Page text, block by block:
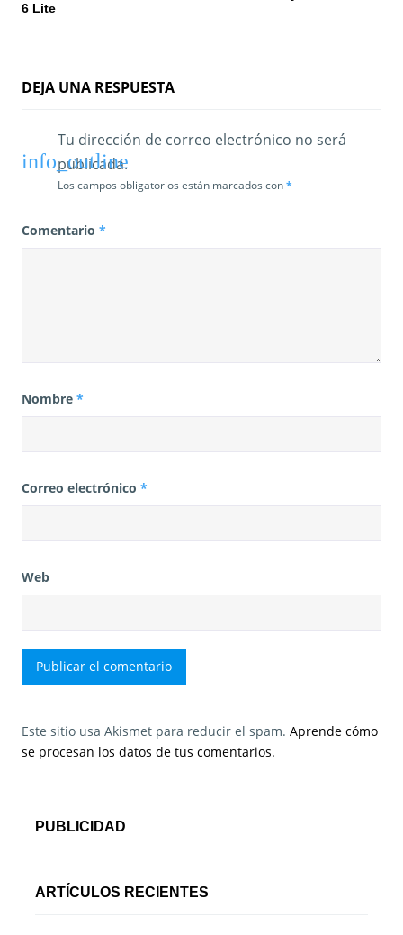
a
6 Lite
DEJA UNA RESPUESTA
Tu dirección de correo electrónico no será
publicada.
Los campos obligatorios están marcados con*
Comentario *
Nombre *
Correo electrónico *
Web
Este sitio usa Akismet para reducir el spam. Aprende cómo
se procesan los datos de tus comentarios.
PUBLICIDAD
ARTÍCULOS RECIENTES